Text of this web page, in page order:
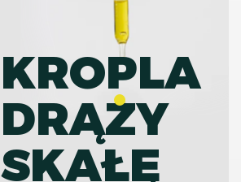
KROPLA
DRĄZY
SKAŁĘ